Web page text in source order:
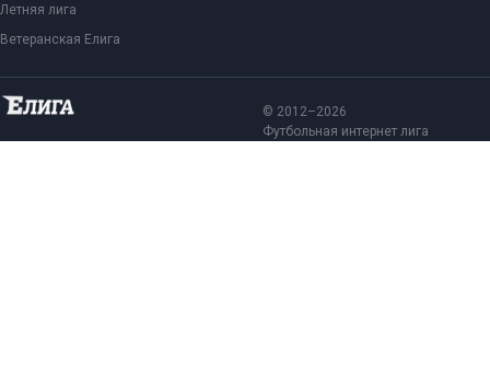
Летняя лига
Ветеранская Елига
© 2012–2026
Футбольная интернет лига